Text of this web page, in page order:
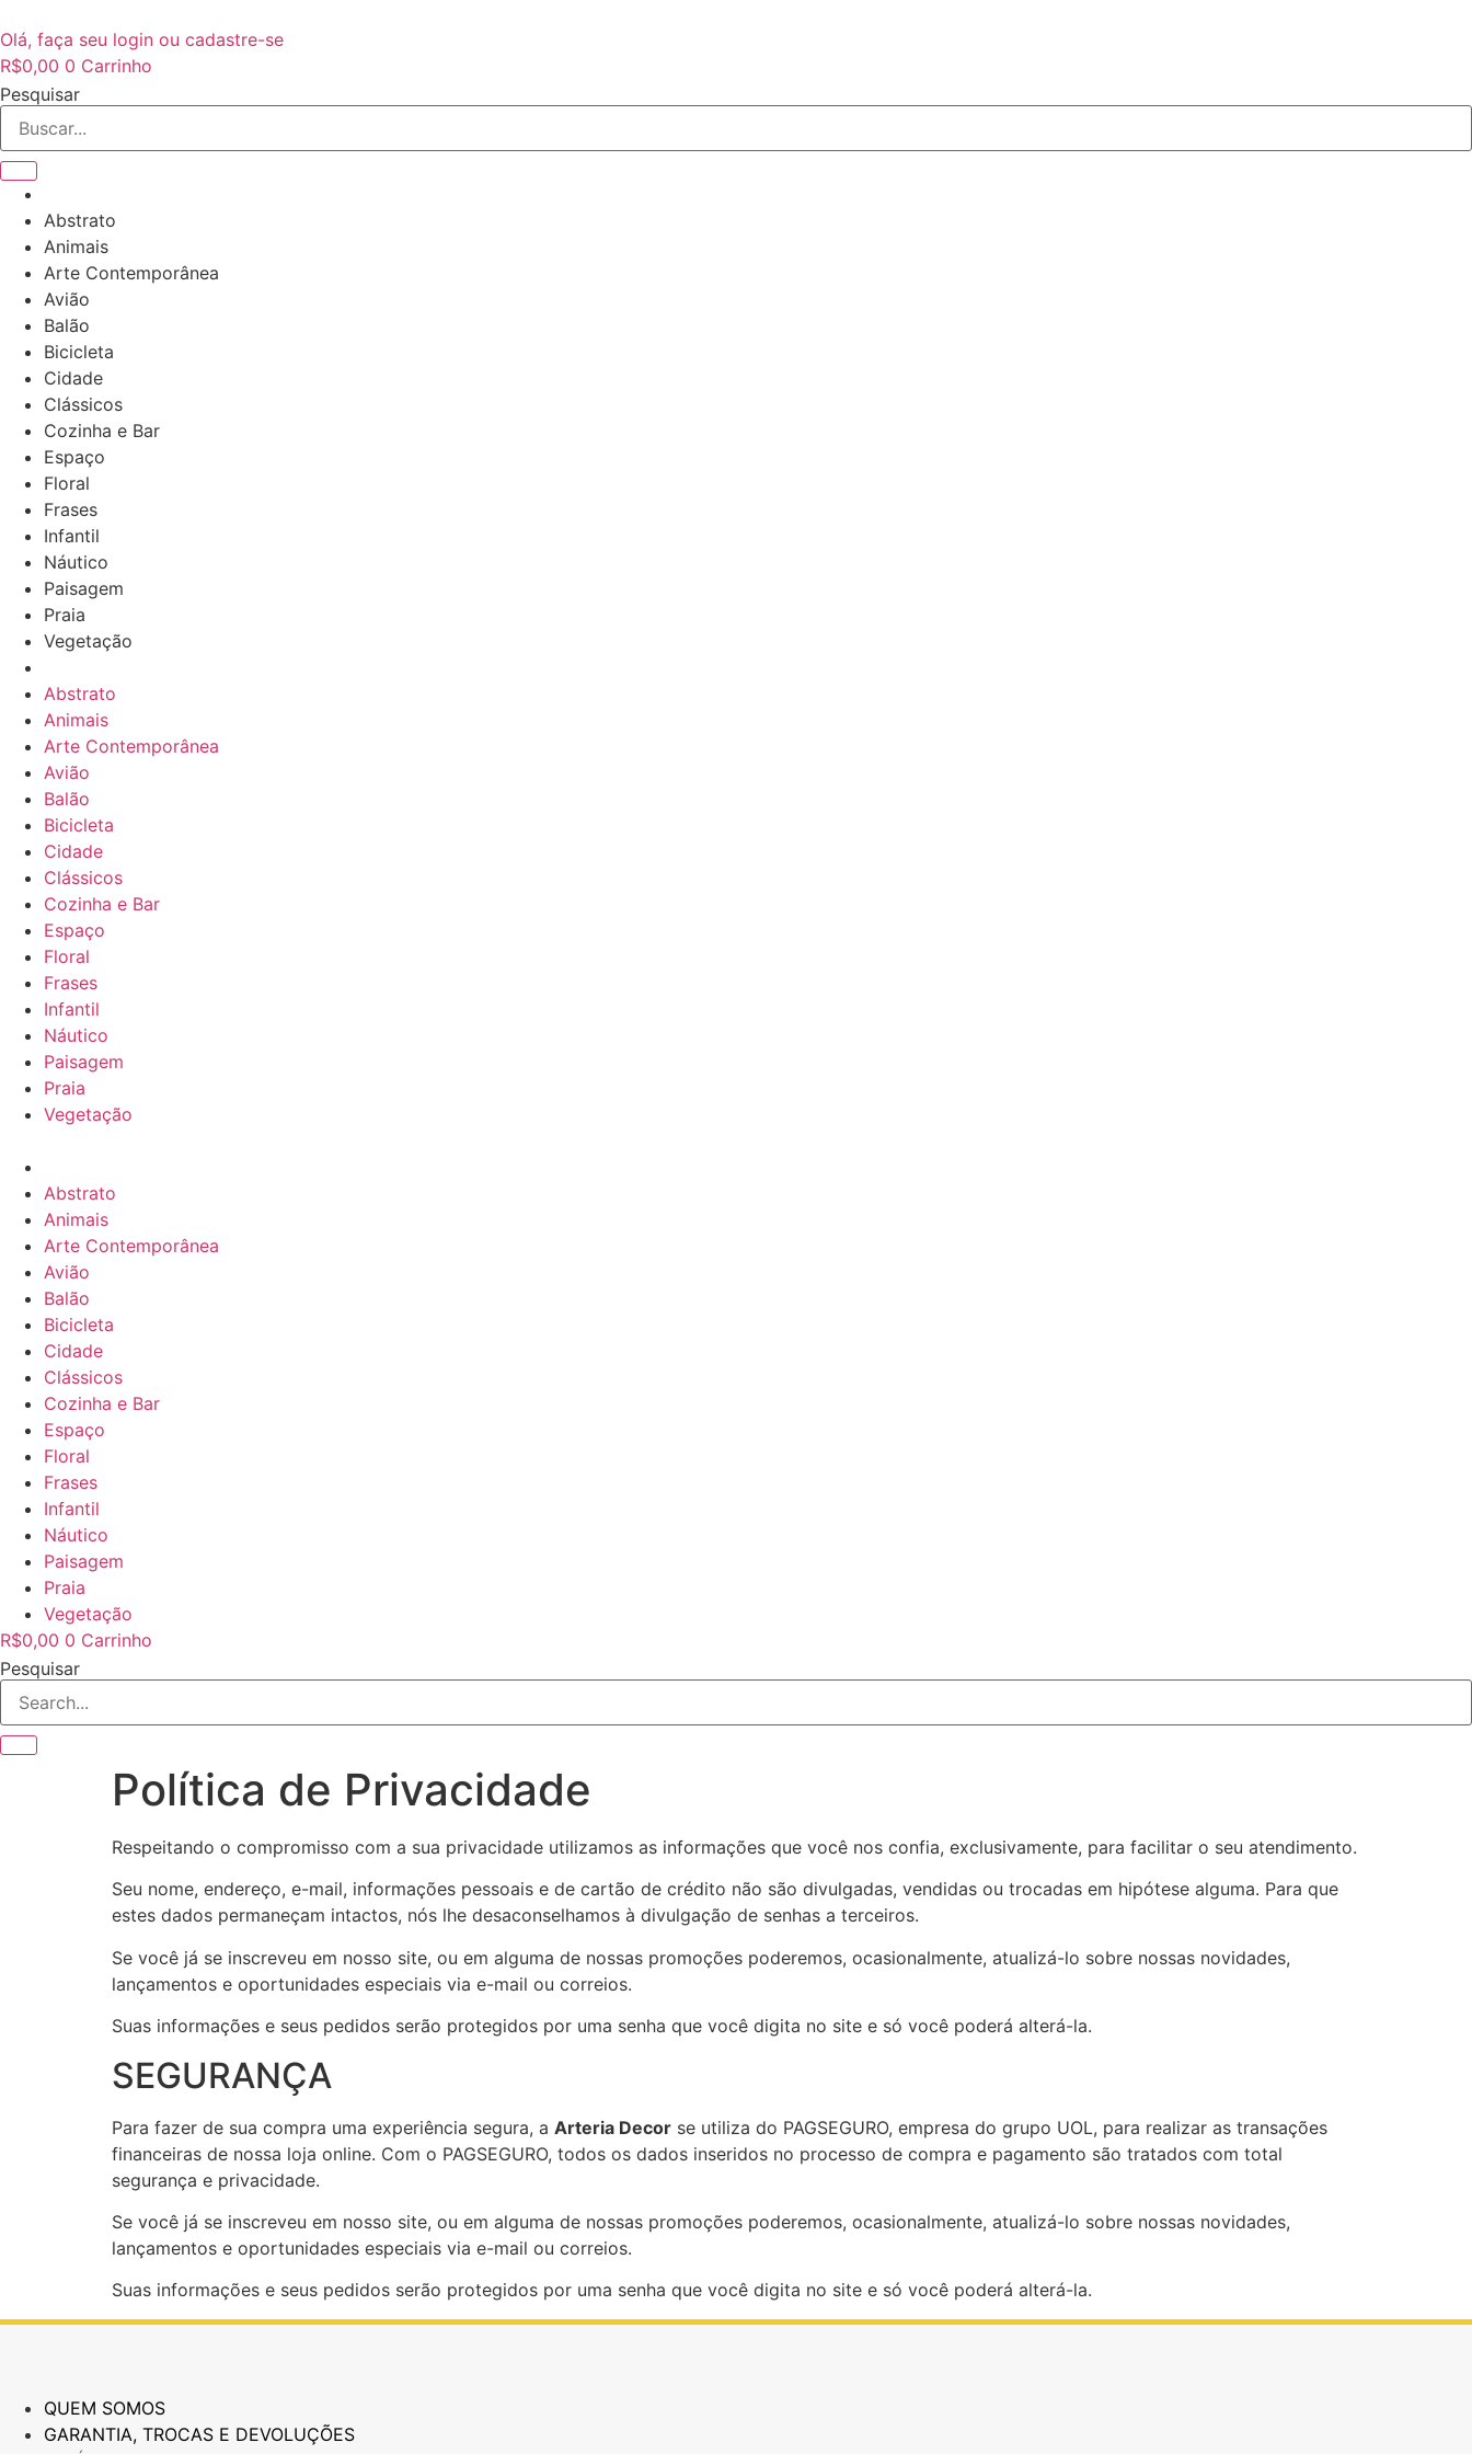
para
o
conteúdo
Olá, faça seu login ou cadastre-se
R$0,00 0 Carrinho
Pesquisar
Abstrato
Animais
Arte Contemporânea
Avião
Balão
Bicicleta
Cidade
Clássicos
Cozinha e Bar
Espaço
Floral
Frases
Infantil
Náutico
Paisagem
Praia
Vegetação
Abstrato
Animais
Arte Contemporânea
Avião
Balão
Bicicleta
Cidade
Clássicos
Cozinha e Bar
Espaço
Floral
Frases
Infantil
Náutico
Paisagem
Praia
Vegetação
Abstrato
Animais
Arte Contemporânea
Avião
Balão
Bicicleta
Cidade
Clássicos
Cozinha e Bar
Espaço
Floral
Frases
Infantil
Náutico
Paisagem
Praia
Vegetação
R$0,00 0 Carrinho
Pesquisar
Política de Privacidade
Respeitando o compromisso com a sua privacidade utilizamos as informações que você nos confia, exclusivamente, para facilitar o seu atendimento.
Seu nome, endereço, e-mail, informações pessoais e de cartão de crédito não são divulgadas, vendidas ou trocadas em hipótese alguma. Para que
estes dados permaneçam intactos, nós lhe desaconselhamos à divulgação de senhas a terceiros.
Se você já se inscreveu em nosso site, ou em alguma de nossas promoções poderemos, ocasionalmente, atualizá-lo sobre nossas novidades,
lançamentos e oportunidades especiais via e-mail ou correios.
Suas informações e seus pedidos serão protegidos por uma senha que você digita no site e só você poderá alterá-la.
SEGURANÇA
Para fazer de sua compra uma experiência segura, a Arteria Decor se utiliza do PAGSEGURO, empresa do grupo UOL, para realizar as transações
financeiras de nossa loja online. Com o PAGSEGURO, todos os dados inseridos no processo de compra e pagamento são tratados com total
segurança e privacidade.
Se você já se inscreveu em nosso site, ou em alguma de nossas promoções poderemos, ocasionalmente, atualizá-lo sobre nossas novidades,
lançamentos e oportunidades especiais via e-mail ou correios.
Suas informações e seus pedidos serão protegidos por uma senha que você digita no site e só você poderá alterá-la.
QUEM SOMOS
GARANTIA, TROCAS E DEVOLUÇÕES